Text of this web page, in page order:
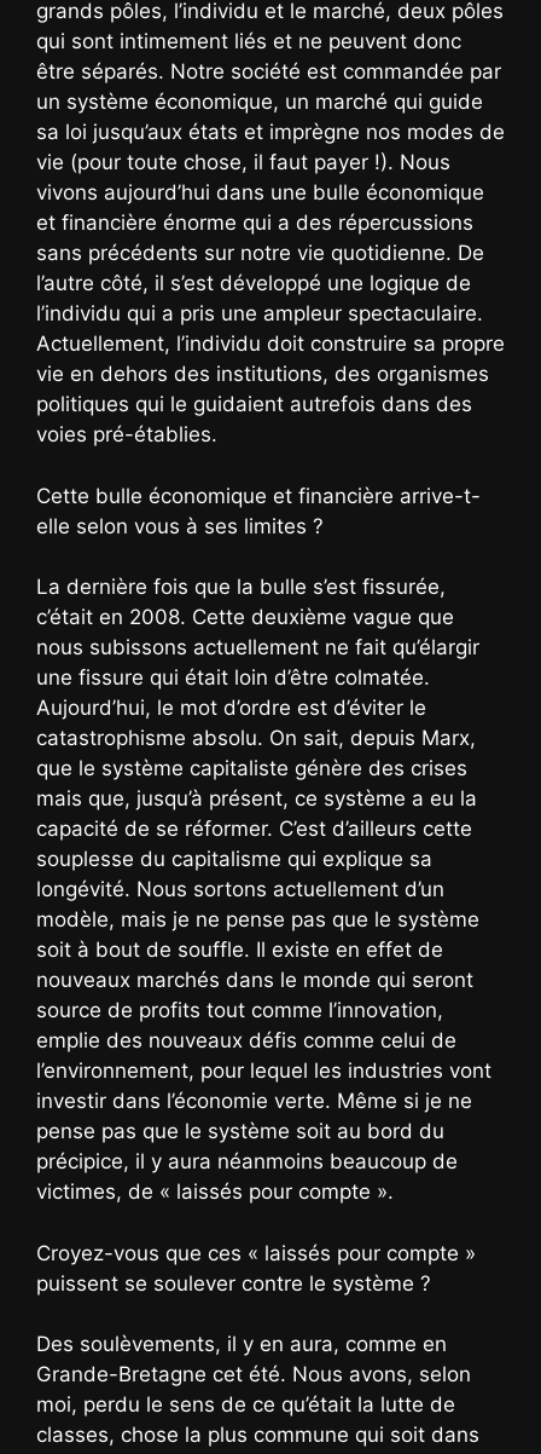
grands pôles, l’individu et le marché, deux pôles
qui sont intimement liés et ne peuvent donc
être séparés. Notre société est commandée par
un système économique, un marché qui guide
sa loi jusqu’aux états et imprègne nos modes de
vie (pour toute chose, il faut payer !). Nous
vivons aujourd’hui dans une bulle économique
et financière énorme qui a des répercussions
sans précédents sur notre vie quotidienne. De
l’autre côté, il s’est développé une logique de
l’individu qui a pris une ampleur spectaculaire.
Actuellement, l’individu doit construire sa propre
vie en dehors des institutions, des organismes
politiques qui le guidaient autrefois dans des
voies pré-établies.
Cette bulle économique et financière arrive-t-
elle selon vous à ses limites ?
La dernière fois que la bulle s’est fissurée,
c’était en 2008. Cette deuxième vague que
nous subissons actuellement ne fait qu’élargir
une fissure qui était loin d’être colmatée.
Aujourd’hui, le mot d’ordre est d’éviter le
catastrophisme absolu. On sait, depuis Marx,
que le système capitaliste génère des crises
mais que, jusqu’à présent, ce système a eu la
capacité de se réformer. C’est d’ailleurs cette
souplesse du capitalisme qui explique sa
longévité. Nous sortons actuellement d’un
modèle, mais je ne pense pas que le système
soit à bout de souffle. Il existe en effet de
nouveaux marchés dans le monde qui seront
source de profits tout comme l’innovation,
emplie des nouveaux défis comme celui de
l’environnement, pour lequel les industries vont
investir dans l’économie verte. Même si je ne
pense pas que le système soit au bord du
précipice, il y aura néanmoins beaucoup de
victimes, de « laissés pour compte ».
Croyez-vous que ces « laissés pour compte »
puissent se soulever contre le système ?
Des soulèvements, il y en aura, comme en
Grande-Bretagne cet été. Nous avons, selon
moi, perdu le sens de ce qu’était la lutte de
classes, chose la plus commune qui soit dans